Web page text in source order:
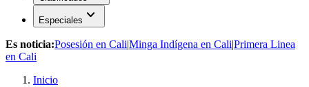
Especiales expand_more
Es noticia:Posesión en Cali|Minga Indígena en Cali|Primera Linea
en Cali
Inicio